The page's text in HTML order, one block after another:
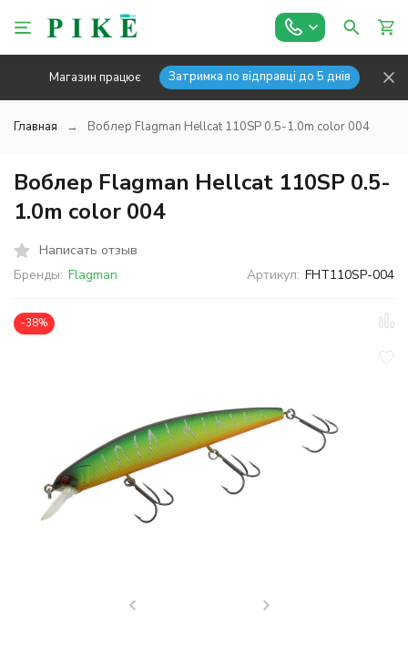
Магазин працює Затримка по відправці до 5 днів
Главная Воблер Flagman Hellcat 110SP 0.5-1.0m color 004
Воблер Flagman Hellcat 110SP 0.5-
1.0m color 004
Написать отзыв
Бренды: Flagman Артикул: FHT110SP-004
-38%